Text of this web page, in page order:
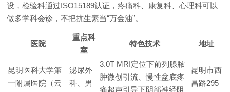
设，检验科通过ISO15189认证，疼痛科、康复科、心理科可以
做多学科会诊，不把抗生素当“万金油”。
医院
重点科
室
特色技术 地址
昆明医科大学第
一附属医院（云
泌尿外
科、男
3.0T MRI定位下前列腺脓
肿微创引流、慢性盆底疼
痛超声引导下阴部神经阻
昆明市西
昌路295